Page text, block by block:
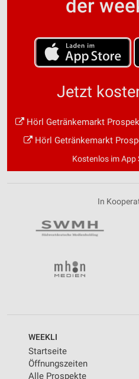
der
Jetzt
Hörl Getränkemarkt
Hörl Getränkemarkt
Kostenlos im App
In
WEEKLI
Startseite
Öffnungszeiten
Alle Prospekte